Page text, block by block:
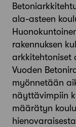
ala-asteen
rakennuksen
arkkitehtoniset
Vuoden
myönnetään
näyttävimpiin
määrätyn